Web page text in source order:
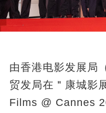
由香港电影发展局
贸发局在＂康城影
Films @ Cannes